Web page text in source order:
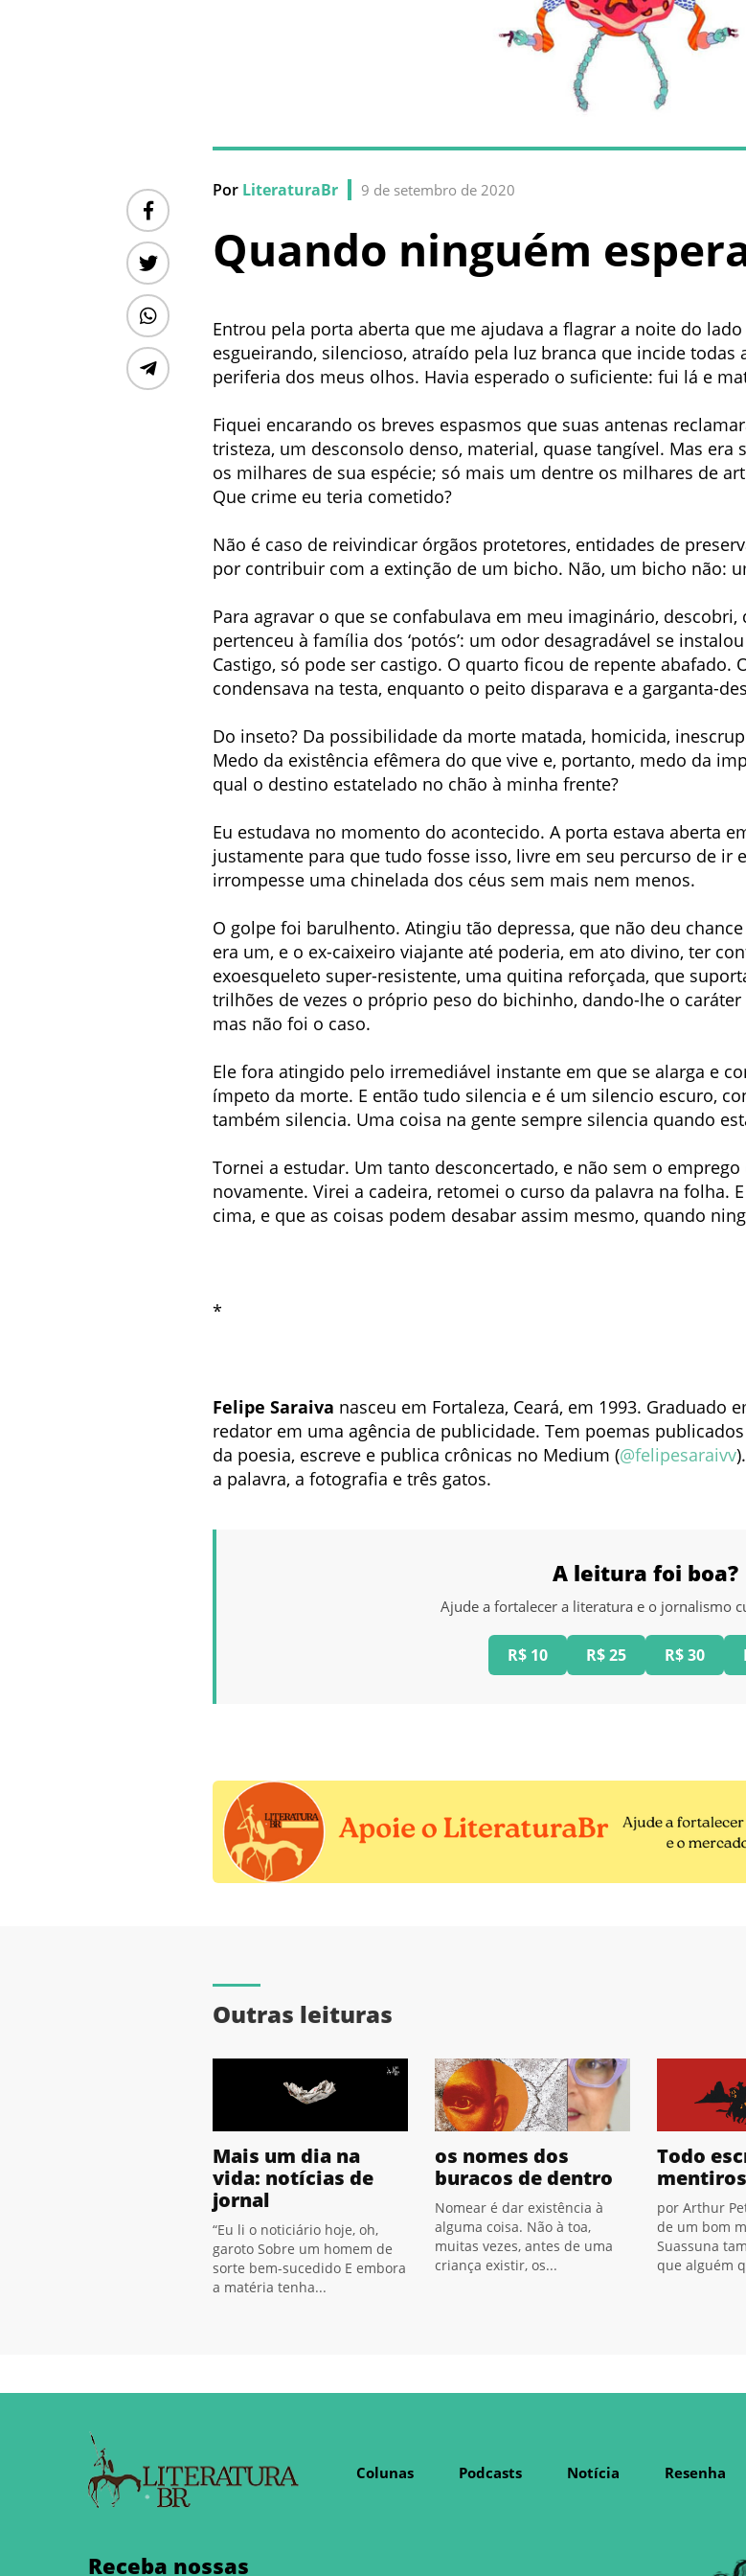
Por LiteraturaBr 9 de setembro de 2020
Quando ninguém
Entrou pela porta aberta que me ajudava a flagrar a noite do
esgueirando, silencioso, atraído pela luz branca que incide todas
periferia dos meus olhos. Havia esperado o suficiente: fui lá e
Fiquei encarando os breves espasmos que suas antenas
tristeza, um desconsolo denso, material, quase tangível. Mas
os milhares de sua espécie; só mais um dentre os milhares de
Que crime eu teria cometido?
Não é caso de reivindicar órgãos protetores, entidades de
por contribuir com a extinção de um bicho. Não, um bicho não:
Para agravar o que se confabulava em meu imaginário,
pertenceu à família dos ‘potós’: um odor desagradável se
Castigo, só pode ser castigo. O quarto ficou de repente abafado.
condensava na testa, enquanto o peito disparava e a garganta-
Do inseto? Da possibilidade da morte matada, homicida,
Medo da existência efêmera do que vive e, portanto, medo da
qual o destino estatelado no chão à minha frente?
Eu estudava no momento do acontecido. A porta estava aberta
justamente para que tudo fosse isso, livre em seu percurso de ir
irrompesse uma chinelada dos céus sem mais nem menos.
O golpe foi barulhento. Atingiu tão depressa, que não deu
era um, e o ex-caixeiro viajante até poderia, em ato divino, ter
exoesqueleto super-resistente, uma quitina reforçada, que
trilhões de vezes o próprio peso do bichinho, dando-lhe o
mas não foi o caso.
Ele fora atingido pelo irremediável instante em que se alarga e
ímpeto da morte. E então tudo silencia e é um silencio escuro,
também silencia. Uma coisa na gente sempre silencia quando
Tornei a estudar. Um tanto desconcertado, e não sem o
novamente. Virei a cadeira, retomei o curso da palavra na folha.
cima, e que as coisas podem desabar assim mesmo, quando
*
Felipe Saraiva nasceu em Fortaleza, Ceará, em 1993. Graduado
redator em uma agência de publicidade. Tem poemas
da poesia, escreve e publica crônicas no Medium (@felipesaraivv
a palavra, a fotografia e três gatos.
A leitura foi boa?
Ajude a fortalecer a literatura e o jornalismo
R$ 10 R$ 25 R$ 30
Outras leituras
Mais um dia na
vida: notícias de
jornal
“Eu li o noticiário hoje, oh,
garoto Sobre um homem de
sorte bem-sucedido E embora
a matéria tenha...
os nomes dos
buracos de dentro
Nomear é dar existência à
alguma coisa. Não à toa,
muitas vezes, antes de uma
criança existir, os...
Todo
por Arthur
de um bom
Suassuna
que alguém
Colunas Podcasts Notícia Resenha
Receba nossas